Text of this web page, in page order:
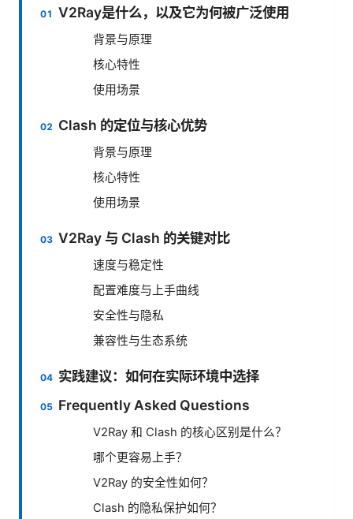
V2Ray是什么，以及它为何被广泛使用
背景与原理
核心特性
使用场景
Clash 的定位与核心优势
背景与原理
核心特性
使用场景
V2Ray 与 Clash 的关键对比
速度与稳定性
配置难度与上手曲线
安全性与隐私
兼容性与生态系统
实践建议：如何在实际环境中选择
Frequently Asked Questions
V2Ray 和 Clash 的核心区别是什么？
哪个更容易上手？
V2Ray 的安全性如何？
Clash 的隐私保护如何？